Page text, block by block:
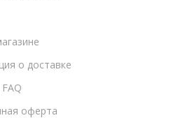
о доставке
FAQ
оферта